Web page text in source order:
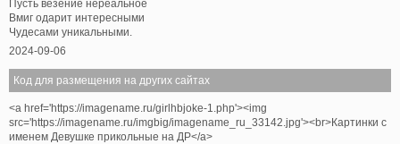
Пусть везение нереальное
Вмиг одарит интересными
Чудесами уникальными.
2024-09-06
Код для размещения на других сайтах
<a href='https://imagename.ru/girlhbjoke-1.php'><img
src='https://imagename.ru/imgbig/imagename_ru_33142.jpg'><br>Картинки с
именем Девушке прикольные на ДР</a>